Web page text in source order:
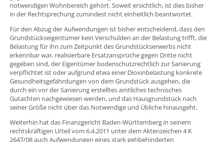
notwendigen Wohnbereich gehört. Soweit ersichtlich, ist dies bisher
in der Rechtsprechung zumindest nicht einheitlich beantwortet.
Für den Abzug der Aufwendungen ist bisher entscheidend, dass den
Grundstückseigentümer kein Verschulden an der Belastung trifft, die
Belastung für ihn zum Zeitpunkt des Grundstückserwerbs nicht
erkennbar war, realisierbare Ersatzansprüche gegen Dritte nicht
gegeben sind, der Eigentümer bodenschutzrechtlich zur Sanierung
verpflichtet ist oder aufgrund etwa einer Dioxinbelastung konkrete
Gesundheitsgefährdungen von dem Grundstück ausgehen, die
durch ein vor der Sanierung erstelltes amtliches technisches
Gutachten nachgewiesen werden, und das Hausgrundstück nach
seiner Größe nicht über das Notwendige und Übliche hinausgeht.
Weiterhin hat das Finanzgericht Baden-Württemberg in seinem
rechtskräftigen Urteil vom 6.4.2011 unter dem Aktenzeichen 4 K
2647/08 auch Aufwendungen eines stark gehbehinderten